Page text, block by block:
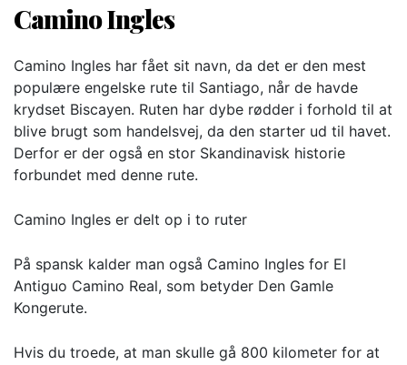
Camino Ingles
Camino Ingles har fået sit navn, da det er den mest
populære engelske rute til Santiago, når de havde
krydset Biscayen. Ruten har dybe rødder i forhold til at
blive brugt som handelsvej, da den starter ud til havet.
Derfor er der også en stor Skandinavisk historie
forbundet med denne rute.
Camino Ingles er delt op i to ruter
På spansk kalder man også Camino Ingles for El
Antiguo Camino Real, som betyder Den Gamle
Kongerute.
Hvis du troede, at man skulle gå 800 kilometer for at